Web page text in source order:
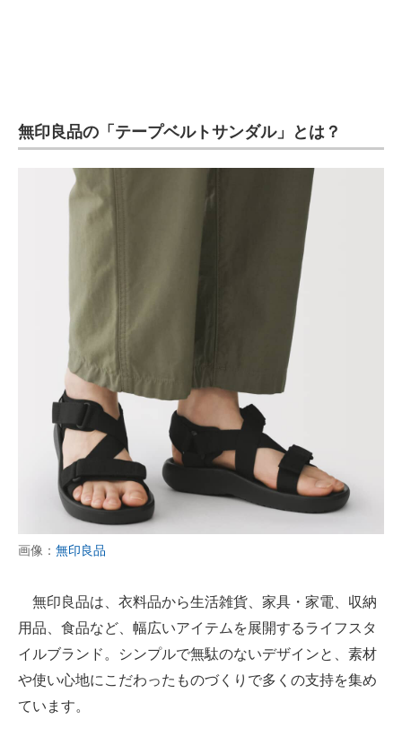
建設×テクノロジーの最前線
ちょっと気になるネットの話題
無印良品の「テープベルトサンダル」とは？
画像： 無印良品
無印良品は、衣料品から生活雑貨、家具・家電、収納
用品、食品など、幅広いアイテムを展開するライフスタ
イルブランド。シンプルで無駄のないデザインと、素材
や使い心地にこだわったものづくりで多くの支持を集め
ています。